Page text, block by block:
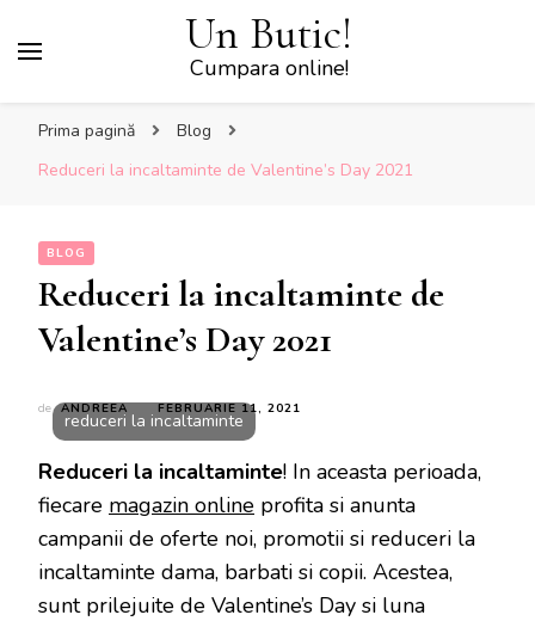
Un Butic!
Cumpara online!
Prima pagină
Blog
Reduceri la incaltaminte de Valentine’s Day 2021
BLOG
Reduceri la incaltaminte de
Valentine’s Day 2021
de ANDREEA FEBRUARIE 11, 2021
reduceri la incaltaminte
Reduceri la incaltaminte! In aceasta perioada,
fiecare magazin online profita si anunta
campanii de oferte noi, promotii si reduceri la
incaltaminte dama, barbati si copii. Acestea,
sunt prilejuite de Valentine’s Day si luna